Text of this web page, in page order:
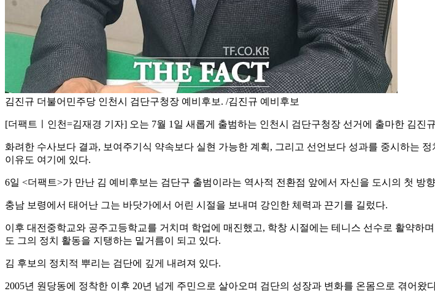
김진규 더불어민주당 인천시 검단구청장 예비후보. /김진규 예비후보
[더팩트ㅣ인천=김재경 기자] 오는 7월 1일 새롭게 출범하는 인천시 검단구청장 선거에 출마한 김
화려한 수사보다 결과, 보여주기식 약속보다 실현 가능한 계획, 그리고 선언보다 성과를 중시하는
이유도 여기에 있다.
6일 <더팩트>가 만난 김 예비후보는 검단구 출범이라는 역사적 전환점 앞에서 자신을 도시의 첫 방
충남 보령에서 태어난 그는 바닷가에서 어린 시절을 보내며 강인한 체력과 끈기를 길렀다.
이후 대전중학교와 공주고등학교를 거치며 학업에 매진했고, 학창 시절에는 테니스 선수로 활약
도 그의 정치 활동을 지탱하는 밑거름이 되고 있다.
김 후보의 정치적 뿌리는 검단에 깊게 내려져 있다.
2005년 원당동에 정착한 이후 20년 넘게 주민으로 살아오며 검단의 성장과 변화를 온몸으로 겪어왔